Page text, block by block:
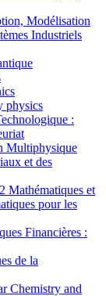
Modélisation
Industriels
physics
:
Multiphysique
et des
et
pour les
Financières :
de la
Chemistry and